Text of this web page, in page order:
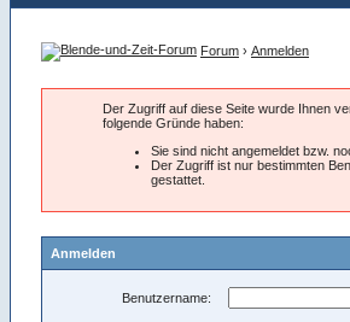
Forum › Anmelden
Der Zugriff auf diese Seite wurde Ihnen
folgende Gründe haben:
Sie sind nicht angemeldet bzw.
Der Zugriff ist nur bestimmten
gestattet.
Anmelden
Benutzername: